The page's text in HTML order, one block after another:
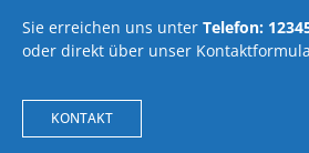
Sie erreichen uns unter Telefon:
oder direkt über unser
KONTAKT